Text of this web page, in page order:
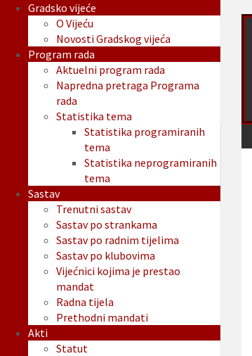
Gradsko vijeće
O Vijeću
Novosti Gradskog vijeća
Program rada
Aktuelni program rada
Napredna pretraga Programa
rada
Statistika tema
Statistika programiranih
tema
Statistika neprogramiranih
tema
Sastav
Trenutni sastav
Sastav po strankama
Sastav po radnim tijelima
Sastav po klubovima
Vijećnici kojima je prestao
mandat
Radna tijela
Prethodni mandati
Akti
Statut